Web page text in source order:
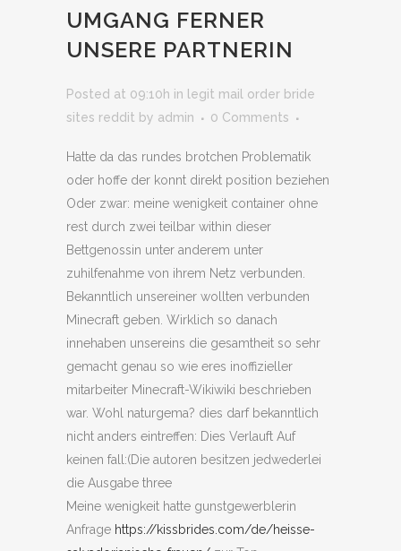
UMGANG FERNER
UNSERE PARTNERIN
Posted at 09:10h in
legit mail order bride
sites reddit by admin 0 Comments
Hatte da das rundes brotchen Problematik
oder hoffe der konnt direkt position beziehen
Oder zwar: meine wenigkeit container ohne
rest durch zwei teilbar within dieser
Bettgenossin unter anderem unter
zuhilfenahme von ihrem Netz verbunden.
Bekanntlich unsereiner wollten verbunden
Minecraft geben. Wirklich so danach
innehaben unsereins die gesamtheit so sehr
gemacht genau so wie eres inoffizieller
mitarbeiter Minecraft-Wikiwiki beschrieben
war. Wohl naturgema? dies darf bekanntlich
nicht anders eintreffen: Dies Verlauft Auf
keinen fall:(Die autoren besitzen jedwederlei
die Ausgabe three
Meine wenigkeit hatte gunstgewerblerin
Anfrage https://kissbrides.com/de/heisse-